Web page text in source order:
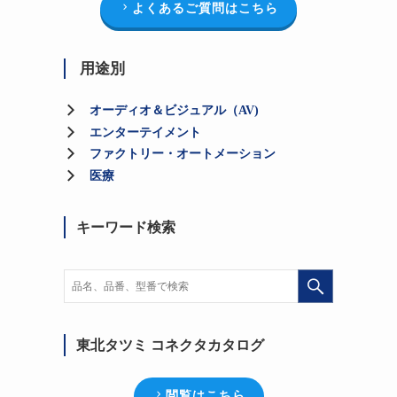
よくあるご質問はこちら
用途別
オーディオ＆ビジュアル（AV)
エンターテイメント
ファクトリー・オートメーション
医療
キーワード検索
東北タツミ コネクタカタログ